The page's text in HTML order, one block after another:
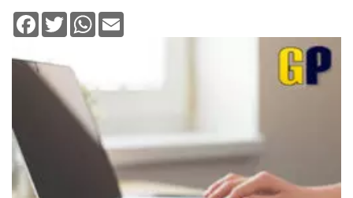
Facebook
TwitterWhatsApp